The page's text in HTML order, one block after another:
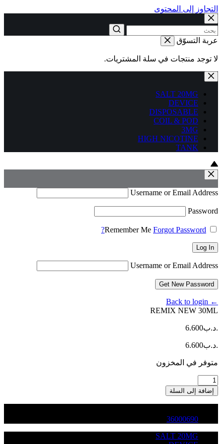
التجاوز إلى المحتوى
عربة التسوّق
لا توجد منتجات في سلة المشتريات.
SALT 20MG
DEVICE
DISPOSABLE
COIL & POD
3MG
HIGH NICOTINE
TANK
Username or Email Address
Password
Remember Me Forgot Password?
Log In
Username or Email Address
Get New Password
← Back to login
REMIX NEW 30ML
.د.ب6.600
.د.ب6.600
متوفر في المخزون
كمية
REMIX
NEW
30ML
إضافة إلى السلة
36000690
SALT 20MG